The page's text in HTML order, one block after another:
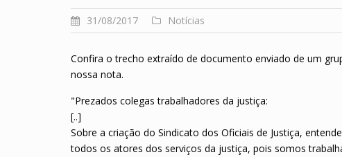
31/08/2017 Notícias
Confira o trecho extraído de documento enviado de um
nossa nota.
"Prezados colegas trabalhadores da justiça:
[..]
Sobre a criação do Sindicato dos Oficiais de Justiça,
todos os atores dos serviços da justiça, pois somos